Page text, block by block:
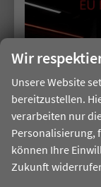
ID. BUZZ
Amarok
Crafter
T7 Multivan
T7 California
T7
Wir
Unsere Website
bereitzustellen.
verarbeiten nur
Personalisierung,
können Ihre
Zukunft